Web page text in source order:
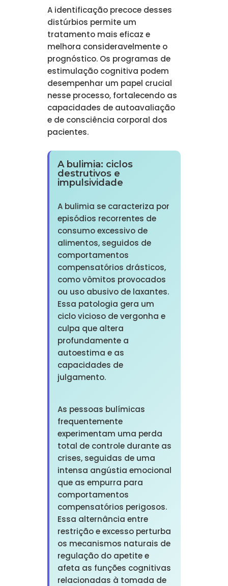
A identificação precoce desses
distúrbios permite um
tratamento mais eficaz e
melhora consideravelmente o
prognóstico. Os programas de
estimulação cognitiva podem
desempenhar um papel crucial
nesse processo, fortalecendo as
capacidades de autoavaliação
e de consciência corporal dos
pacientes.
A bulimia: ciclos
destrutivos e
impulsividade
A bulimia se caracteriza por
episódios recorrentes de
consumo excessivo de
alimentos, seguidos de
comportamentos
compensatórios drásticos,
como vômitos provocados
ou uso abusivo de laxantes.
Essa patologia gera um
ciclo vicioso de vergonha e
culpa que altera
profundamente a
autoestima e as
capacidades de
julgamento.
As pessoas bulímicas
frequentemente
experimentam uma perda
total de controle durante as
crises, seguidas de uma
intensa angústia emocional
que as empurra para
comportamentos
compensatórios perigosos.
Essa alternância entre
restrição e excesso perturba
os mecanismos naturais de
regulação do apetite e
afeta as funções cognitivas
relacionadas à tomada de